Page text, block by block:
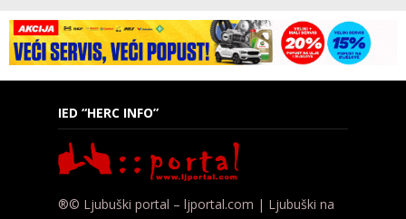
IED “HERC INFO”
®© Ljubuški portal – ljportal.com | Ljubuški na